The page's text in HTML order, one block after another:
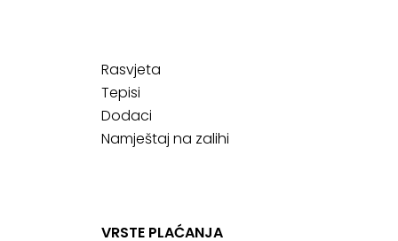
Rasvjeta
Tepisi
Dodaci
Namještaj na zalihi
VRSTE PLAĆANJA